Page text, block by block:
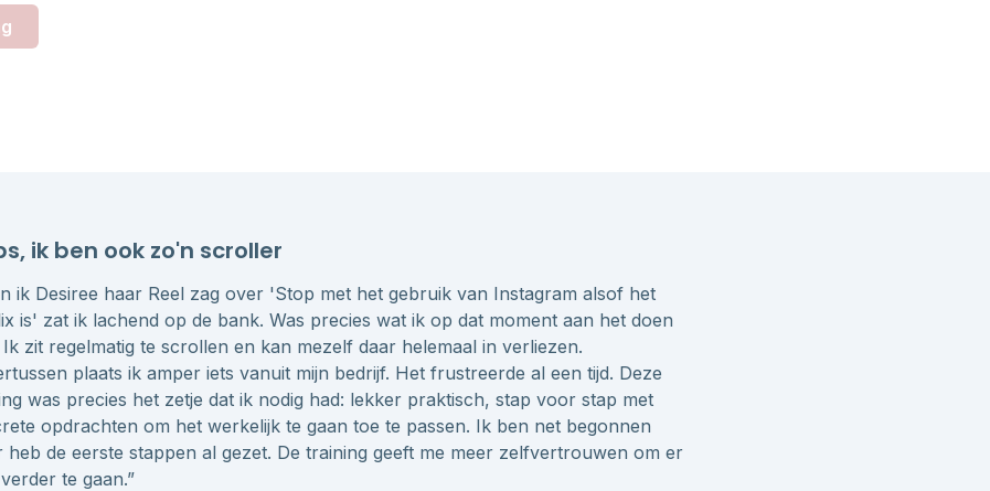
ik ben ook zo'n scroller
ik Desiree haar Reel zag over 'Stop met het gebruik van Instagram alsof het
is' zat ik lachend op de bank. Was precies wat ik op dat moment aan het doen
zit regelmatig te scrollen en kan mezelf daar helemaal in verliezen.
plaats ik amper iets vanuit mijn bedrijf. Het frustreerde al een tijd. Deze
was precies het zetje dat ik nodig had: lekker praktisch, stap voor stap met
opdrachten om het werkelijk te gaan toe te passen. Ik ben net begonnen
heb de eerste stappen al gezet. De training geeft me meer zelfvertrouwen om er
te gaan.”